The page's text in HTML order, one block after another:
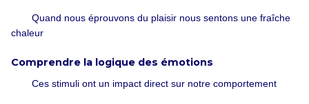
Quand nous éprouvons du plaisir nous sentons une fraîche
chaleur
Comprendre la logique des émotions
Ces stimuli ont un impact direct sur notre comportement